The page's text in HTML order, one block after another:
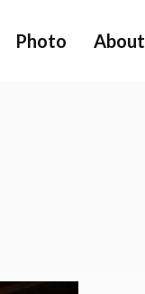
Photo About